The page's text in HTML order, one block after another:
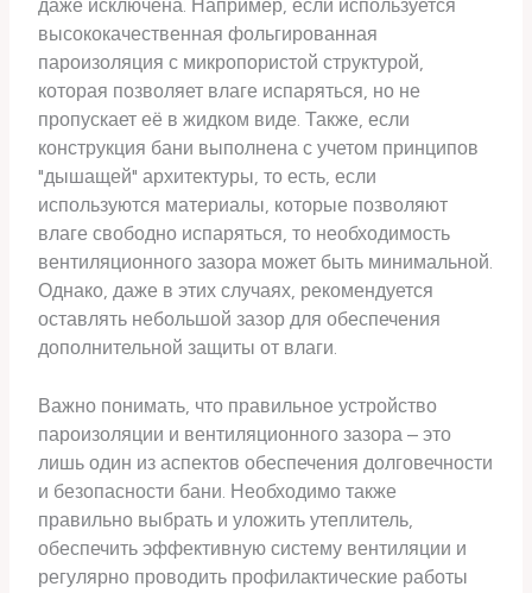
даже исключена. Например, если используется
высококачественная фольгированная
пароизоляция с микропористой структурой,
которая позволяет влаге испаряться, но не
пропускает её в жидком виде. Также, если
конструкция бани выполнена с учетом принципов
"дышащей" архитектуры, то есть, если
используются материалы, которые позволяют
влаге свободно испаряться, то необходимость
вентиляционного зазора может быть минимальной.
Однако, даже в этих случаях, рекомендуется
оставлять небольшой зазор для обеспечения
дополнительной защиты от влаги.
Важно понимать, что правильное устройство
пароизоляции и вентиляционного зазора – это
лишь один из аспектов обеспечения долговечности
и безопасности бани. Необходимо также
правильно выбрать и уложить утеплитель,
обеспечить эффективную систему вентиляции и
регулярно проводить профилактические работы